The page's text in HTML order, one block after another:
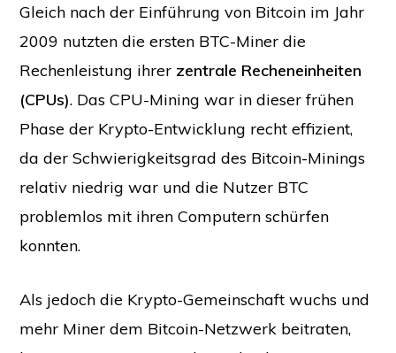
Gleich nach der Einführung von Bitcoin im Jahr
2009 nutzten die ersten BTC-Miner die
Rechenleistung ihrer zentrale Recheneinheiten
(CPUs). Das CPU-Mining war in dieser frühen
Phase der Krypto-Entwicklung recht effizient,
da der Schwierigkeitsgrad des Bitcoin-Minings
relativ niedrig war und die Nutzer BTC
problemlos mit ihren Computern schürfen
konnten.
Als jedoch die Krypto-Gemeinschaft wuchs und
mehr Miner dem Bitcoin-Netzwerk beitraten,